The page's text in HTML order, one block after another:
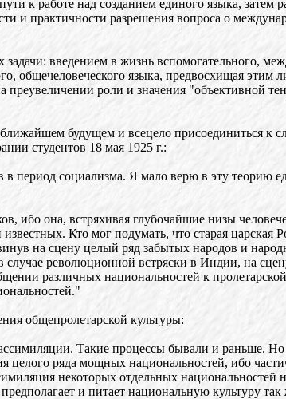
к работе над созданием единого языка, затем
и практичности разрешения вопроса о
введением в жизнь вспомогательного,
общечеловеческого языка, предвосхищая этим
роли и значения "объективной
будущем и всецело присоединиться к
студентов 18 мая 1925 г.:
в период социализма. Я мало верю в эту теорию
ибо она, встряхивая глубочайшие низы
Кто мог подумать, что старая царская
на сцену целый ряд забытых народов и
революционной встряски в Индии, на
различных национальностей к пролетарской
общепролетарской культуры:
Такие процессы бывали и раньше.
целого ряда мощных национальностей, ибо
некоторых отдельных национальностей
и питает национальную культуру